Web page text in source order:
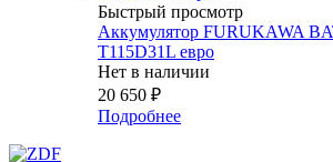
Быстрый просмотр
Аккумулятор FURUKAWA
T115D31L евро
Нет в наличии
20 650 ₽
Подробнее